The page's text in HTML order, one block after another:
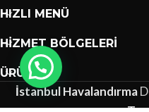
HIZLI MENÜ
HIZMET BÖLGELERI
ÜRÜNLER
İstanbul Havalandırma